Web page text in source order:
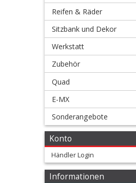
Honda
Kawasaki
KTM/Husqvarna
Suzuki
Yamaha
Umlenkungskits
Reifen & Räder
Sitzbank und Dekor
Werkstatt
Zubehör
Quad
E-MX
Sonderangebote
Konto
Händler Login
Informationen